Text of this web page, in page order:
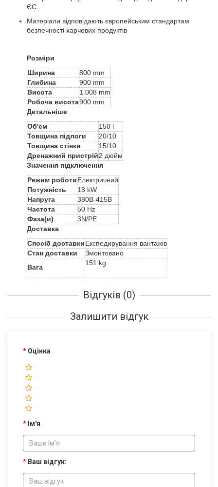
ЄС
Матеріали відповідають європейським стандартам
безпечності харчових продуктів
Розміри
Ширина
800 mm
Глибина
900 mm
Висота
1.008 mm
Робоча висота900 mm
Детальніше
Об'єм
150 l
Товщина підлоги
20/10
Товщина стінки
15/10
Дренажний пристрій2 дюйм
Значення підключення
Режим роботиЕлектричний
Потужність
18 kW
Напруга
380В-415В
Частота
50 Hz
Фаза(и)
3N/PE
Доставка
Спосіб доставкиЕкспедирування вантажів
Стан доставки
Змонтовано
Вага
151 kg
Відгуків (0)
Залишити відгук
Оцінка
Ім'я
Ваш відгук: